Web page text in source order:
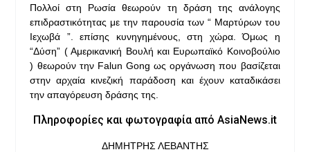
Πολλοί στη Ρωσία θεωρούν τη δράση της ανάλογης
επιδραστικότητας με την παρουσία των “ Μαρτύρων του
Ιεχωβά ”. επίσης κυνηγημένους, στη χώρα. Όμως η
“Δύση” ( Αμερικανική Βουλή και Ευρωπαϊκό Κοινοβούλιο
) θεωρούν την Falun Gong ως οργάνωση που βασίζεται
στην αρχαία κινεζική παράδοση και έχουν καταδικάσει
την απαγόρευση δράσης της.
Πληροφορίες και φωτογραφία από AsiaNews.it
ΔΗΜΗΤΡΗΣ ΛΕΒΑΝΤΗΣ